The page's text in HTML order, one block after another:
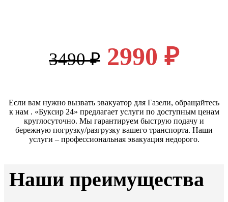
3490 ₽ 2990 ₽
Если вам нужно вызвать эвакуатор для Газели, обращайтесь
к нам . «Буксир 24» предлагает услуги по доступным ценам
круглосуточно. Мы гарантируем быструю подачу и
бережную погрузку/разгрузку вашего транспорта. Наши
услуги – профессиональная эвакуация недорого.
Наши преимущества